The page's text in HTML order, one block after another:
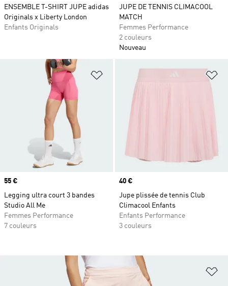
ENSEMBLE T-SHIRT JUPE adidas
Originals x Liberty London
Enfants Originals
JUPE DE TENNIS CLIMACOOL
MATCH
Femmes Performance
2 couleurs
Nouveau
Ajouter à la Liste de produits
Prix
55 €
Legging ultra court 3 bandes
Studio All Me
Femmes Performance
7 couleurs
Prix
40 €
Jupe plissée de tennis Club
Climacool Enfants
Enfants Performance
3 couleurs